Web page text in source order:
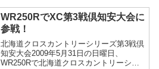
WR250RでXC第3戦倶知安大会に
参戦！
北海道クロスカントリーシリーズ第3戦倶
知安大会2009年5月31日の日曜日、
WR250Rで北海道クロスカントリーシリ